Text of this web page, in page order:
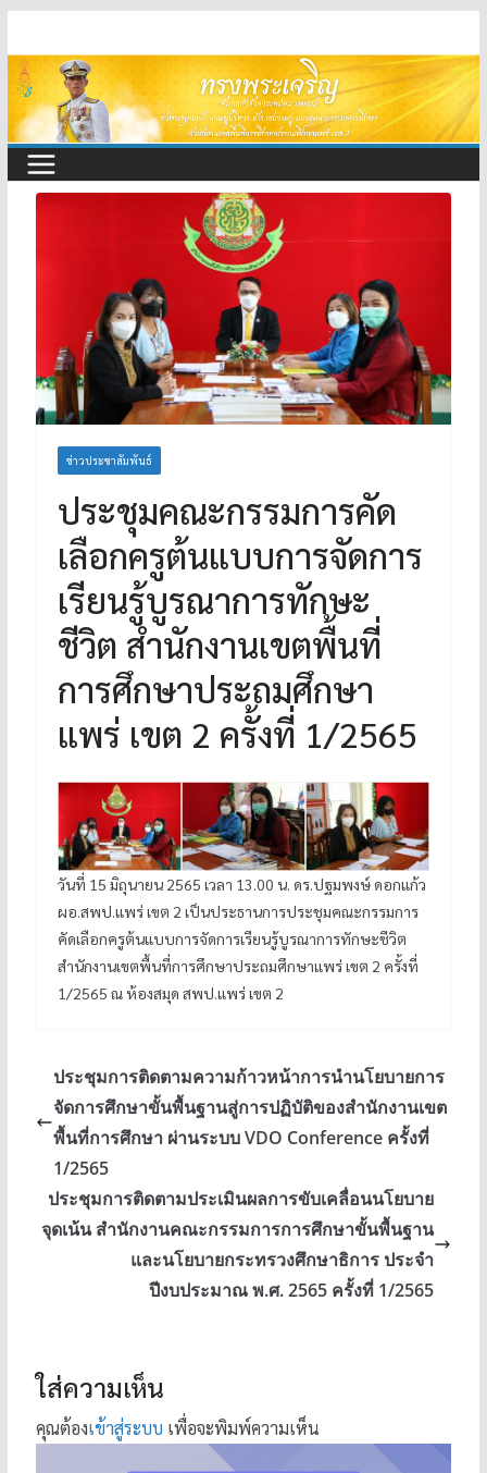
to
content
ข่าวประชาสัมพันธ์
ประชุมคณะกรรมการคัด
เลือกครูต้นแบบการจัดการ
เรียนรู้บูรณาการทักษะ
ชีวิต สำนักงานเขตพื้นที่
การศึกษาประถมศึกษา
แพร่ เขต 2 ครั้งที่ 1/2565
วันที่ 15 มิถุนายน 2565 เวลา 13.00 น. ดร.ปฐมพงษ์ ดอกแก้ว
ผอ.สพป.แพร่ เขต 2 เป็นประธานการประชุมคณะกรรมการ
คัดเลือกครูต้นแบบการจัดการเรียนรู้บูรณาการทักษะชีวิต
สำนักงานเขตพื้นที่การศึกษาประถมศึกษาแพร่ เขต 2 ครั้งที่
1/2565 ณ ห้องสมุด สพป.แพร่ เขต 2
ประชุมการติดตามความก้าวหน้าการนำนโยบายการ
จัดการศึกษาขั้นพื้นฐานสู่การปฏิบัติของสำนักงานเขต
พื้นที่การศึกษา ผ่านระบบ VDO Conference ครั้งที่
1/2565
ประชุมการติดตามประเมินผลการขับเคลื่อนนโยบาย
จุดเน้น สำนักงานคณะกรรมการการศึกษาขั้นพื้นฐาน
และนโยบายกระทรวงศึกษาธิการ ประจำ
ปีงบประมาณ พ.ศ. 2565 ครั้งที่ 1/2565
ใส่ความเห็น
คุณต้องเข้าสู่ระบบ เพื่อจะพิมพ์ความเห็น